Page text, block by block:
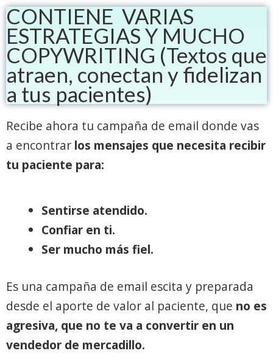
CONTIENE VARIAS
ESTRATEGIAS Y MUCHO
COPYWRITING (Textos que
atraen, conectan y fidelizan
a tus pacientes)
Recibe ahora tu campaña de email donde vas
a encontrar los mensajes que necesita recibir
tu paciente para:
Sentirse atendido.
Confiar en ti.
Ser mucho más fiel.
Es una campaña de email escita y preparada
desde el aporte de valor al paciente, que no es
agresiva, que no te va a convertir en un
vendedor de mercadillo.